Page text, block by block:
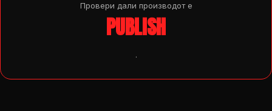
Провери дали производот e
PUBLISH
.